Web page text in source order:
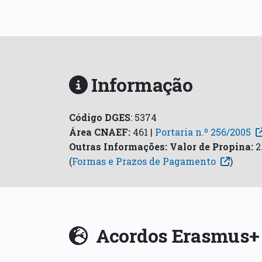
Informação
Código DGES: 5374
Área CNAEF: 461 | Portaria n.º 256/2005
Outras Informações: Valor de Propina:
(Formas e Prazos de Pagamento )
Acordos Erasmus+